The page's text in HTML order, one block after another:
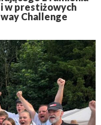
w prestiżowych
Challenge